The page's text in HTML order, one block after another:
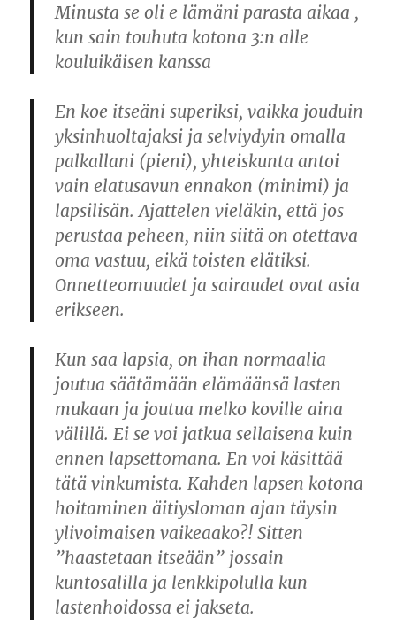
Minusta se oli e lämäni parasta aikaa ,
kun sain touhuta kotona 3:n alle
kouluikäisen kanssa
En koe itseäni superiksi, vaikka jouduin
yksinhuoltajaksi ja selviydyin omalla
palkallani (pieni), yhteiskunta antoi
vain elatusavun ennakon (minimi) ja
lapsilisän. Ajattelen vieläkin, että jos
perustaa peheen, niin siitä on otettava
oma vastuu, eikä toisten elätiksi.
Onnetteomuudet ja sairaudet ovat asia
erikseen.
Kun saa lapsia, on ihan normaalia
joutua säätämään elämäänsä lasten
mukaan ja joutua melko koville aina
välillä. Ei se voi jatkua sellaisena kuin
ennen lapsettomana. En voi käsittää
tätä vinkumista. Kahden lapsen kotona
hoitaminen äitiysloman ajan täysin
ylivoimaisen vaikeaako?! Sitten
”haastetaan itseään” jossain
kuntosalilla ja lenkkipolulla kun
lastenhoidossa ei jakseta.